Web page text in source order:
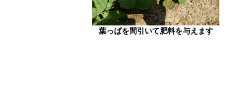
葉っぱを間引いて肥料を与えます